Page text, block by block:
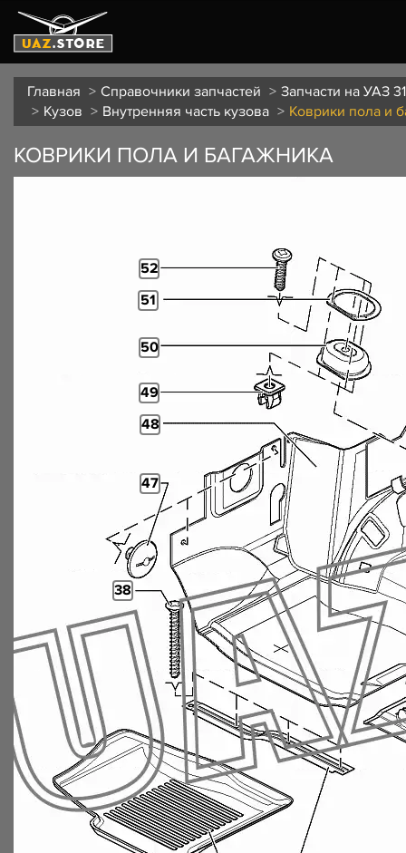
Главная Справочники запчастей
Запчасти на УАЗ
Кузов
Внутренняя часть кузова Коврики пола и
КОВРИКИ ПОЛА И БАГАЖНИКА
38
47
48
49
50
51
52